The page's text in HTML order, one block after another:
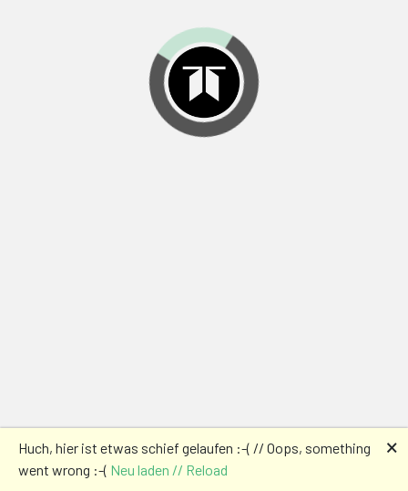
Huch, hier ist etwas schief gelaufen :-( // Oops, something
went wrong :-( Neu laden // Reload
🗙